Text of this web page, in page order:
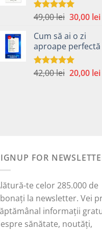
59,00 lei.
Evaluat la
49,00lei Prețul
a
fost:
49,00 lei.
30,00 lei
Cum să ai o zi
aproape perfectă
Evaluat la
42,00lei Prețul
20,00 lei
FOR
te celor 285.000 de
la newsletter. Vei
informații
sănătate, noutăți,